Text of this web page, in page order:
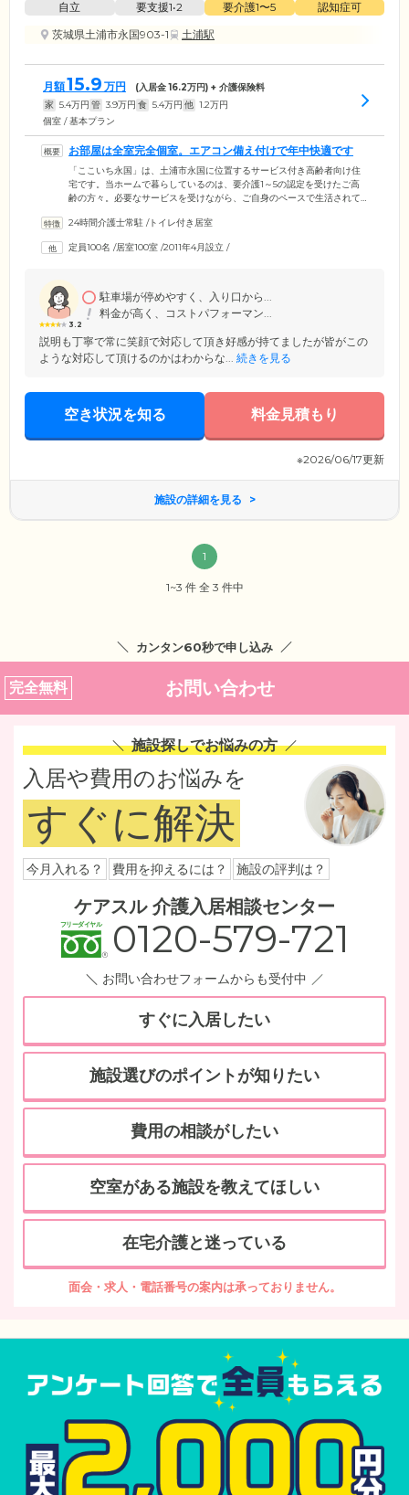
自立 要支援1•2 要介護1〜5
認知症可
茨城県土浦市永国903-1
土浦駅
月額15.9 万円 (入居金16.2万円) + 介護保険料
家 5.4万円 管 3.9万円 食 5.4万円 他 1.2万円
個室 / 基本プラン
お部屋は全室完全個室。エアコン備え付けで年中快適です
「ここいち永国」は、土浦市永国に位置するサービス付き高齢者向け住
宅です。当ホームで暮らしているのは、要介護1～5の認定を受けたご高
齢の方々。必要なサービスを受けながら、ご自身のペースで生活されて
慮した全室完全個室。各居室には、トイレ、洗面台、収納のほか、エア
す。さらに、お部屋にはお好きな家具をお持ち込みいただけます。使い
24時間介護士常駐 /トイレ付き居室
定員100名 /居室100室 /2011年4月設立 /
3.2
駐車場が停めやすく、入り口から...
料金が高く、コストパフォーマン...
説明も丁寧で常に笑顔で対応して頂き好感が持てましたが皆がこの
ような対応して頂けるのかはわからな... 続きを見る
空き状況を知る 料金見積もり
※2026/06/17更新
施設の詳細を見る
1
1~3 件 全 3 件中
カンタン60秒で申し込み
完全無料 お問い合わせ
施設探しでお悩みの方
入居や費用のお悩みを
すぐに解決
今月入れる？ 費用を抑えるには？ 施設の評判は？
ケアスル 介護入居相談センター
0120-579-721
お問い合わせフォームからも受付中
すぐに入居したい
施設選びのポイントが知りたい
費用の相談がしたい
空室がある施設を教えてほしい
在宅介護と迷っている
面会・求人・電話番号の案内は承っておりません。